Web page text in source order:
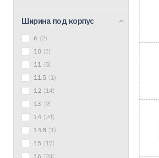
Ширина под корпус
6 (2)
10 (3)
11 (5)
11.5 (1)
12 (14)
13 (9)
14 (24)
14.8 (1)
15 (17)
16 (24)